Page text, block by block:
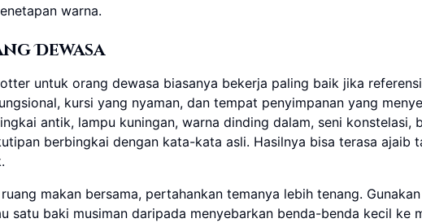
warna.
Dewasa
untuk orang dewasa biasanya bekerja paling baik jika
kursi yang nyaman, dan tempat penyimpanan yang
antik, lampu kuningan, warna dinding dalam, seni konstelasi,
berbingkai dengan kata-kata asli. Hasilnya bisa terasa ajaib
makan bersama, pertahankan temanya lebih tenang.
satu baki musiman daripada menyebarkan benda-benda kecil ke